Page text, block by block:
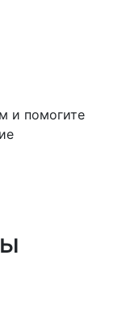
и помогите